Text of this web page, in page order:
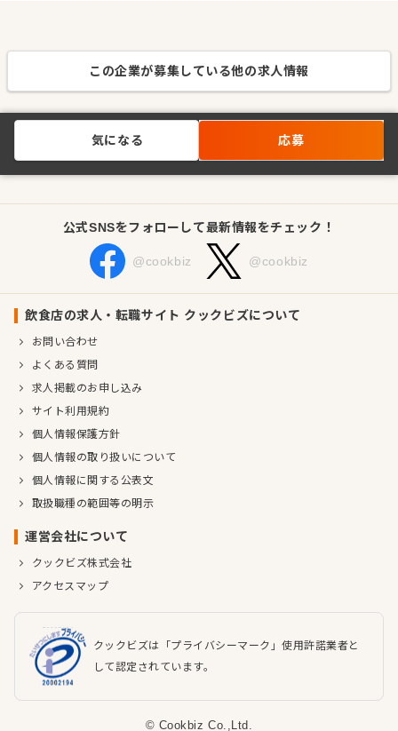
この企業が募集している他の求人情報
気になる 応募
公式SNSをフォローして最新情報をチェック！
@cookbiz @cookbiz
飲食店の求人・転職サイト クックビズについて
お問い合わせ
よくある質問
求人掲載のお申し込み
サイト利用規約
個人情報保護方針
個人情報の取り扱いについて
個人情報に関する公表文
取扱職種の範囲等の明示
運営会社について
クックビズ株式会社
アクセスマップ
クックビズは「プライバシーマーク」使用許諾業者と
して認定されています。
© Cookbiz Co.,Ltd.